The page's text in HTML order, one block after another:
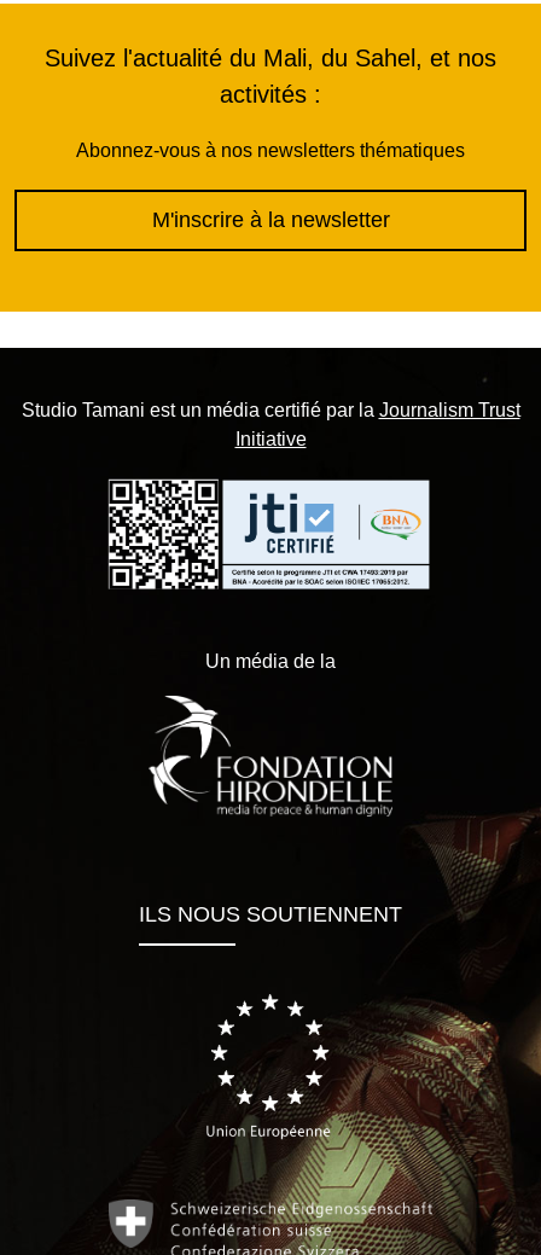
Suivez l'actualité du Mali, du Sahel, et nos
activités :
Abonnez-vous à nos newsletters thématiques
M'inscrire à la newsletter
Studio Tamani est un média certifié par la Journalism Trust
Initiative
Un média de la
ILS NOUS SOUTIENNENT